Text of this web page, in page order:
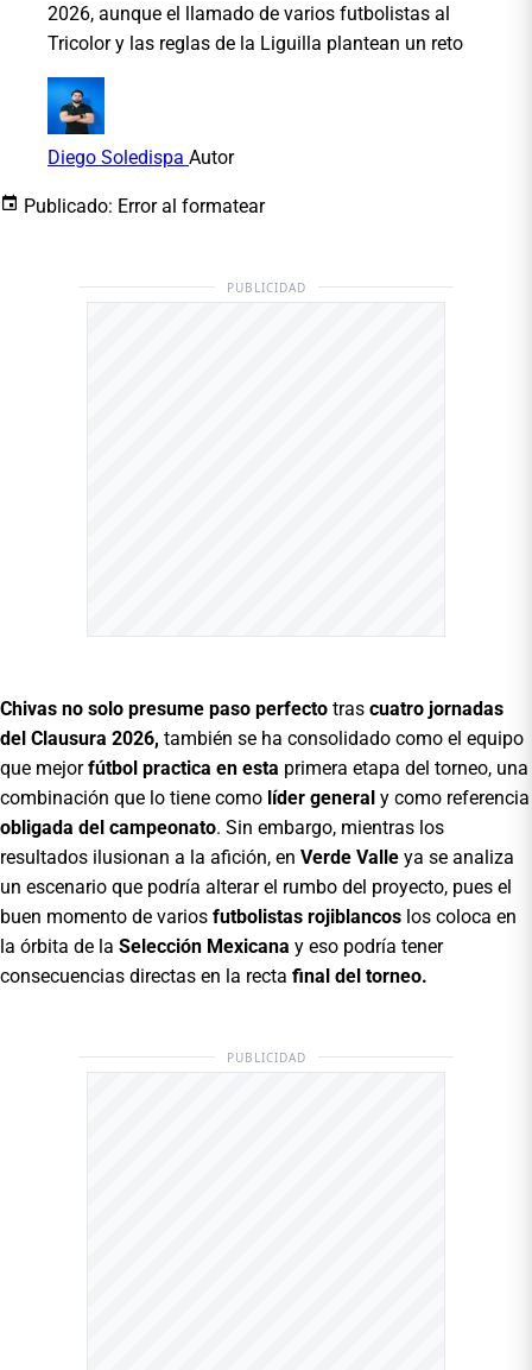
2026, aunque el llamado de varios futbolistas al
Tricolor y las reglas de la Liguilla plantean un reto
Diego Soledispa Autor
Publicado: Error al formatear
PUBLICIDAD
Chivas no solo presume paso perfecto tras cuatro jornadas
del Clausura 2026, también se ha consolidado como el equipo
que mejorfútbol practica en esta primera etapa del torneo, una
combinación que lo tiene como líder general y como referencia
obligada del campeonato. Sin embargo, mientras los
resultados ilusionan a la afición, en Verde Valle ya se analiza
un escenario que podría alterar el rumbo del proyecto, pues el
buen momento de varios futbolistas rojiblancos los coloca en
la órbita de la Selección Mexicana y eso podría tener
consecuencias directas en la recta final del torneo.
PUBLICIDAD